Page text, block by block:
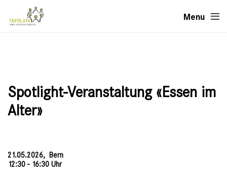
Menu
Spotlight-Veranstaltung «Essen im
Alter»
21.05.2026, Bern
12:30 - 16:30 Uhr